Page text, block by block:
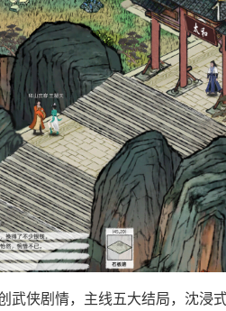
侠剧情，主线五大结局，沈浸